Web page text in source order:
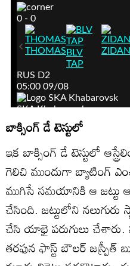
బాక్సింగ్ డే టెస్టులో
ఇక బాక్సింగ్ డే టెస్టులో
గెలిచి ముందుగా బ్యాటింగ్
ముగిసే సమయానికి ఆ జట్టు
చేసింది. జట్టులోని నలుగురు
చేసి యాభై పరుగులు
తరఫున ఫాస్ట్ బౌలర్